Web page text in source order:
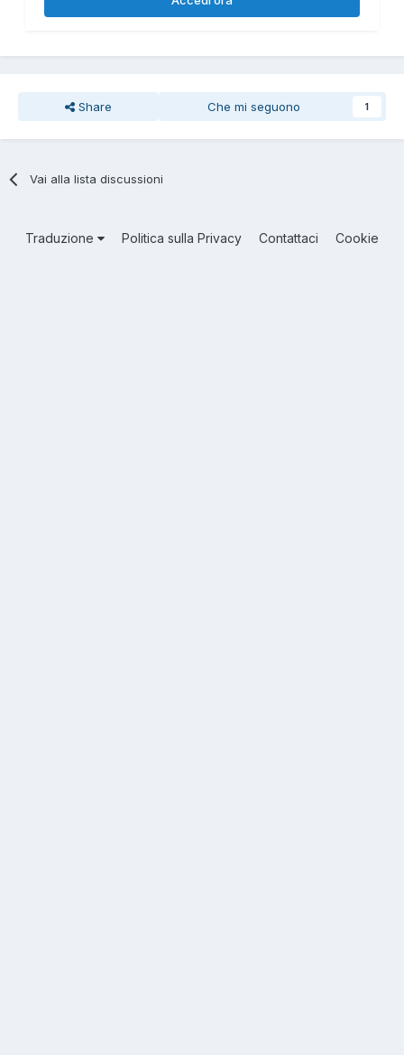
Share Che mi seguono 1
Vai alla lista discussioni
Traduzione Politica sulla Privacy Contattaci Cookie